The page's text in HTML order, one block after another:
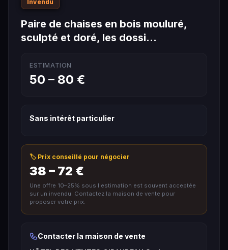
Invendu
Paire de chaises en bois mouluré,
sculpté et doré, les dossi…
ESTIMATION
50 – 80 €
Sans intérêt particulier
🏷️ Prix conseillé pour négocier
38 – 72 €
Une offre 10–25% sous l'estimation est souvent acceptée
sur un invendu. Contactez la maison de vente pour
proposer votre prix.
Contacter la maison de vente